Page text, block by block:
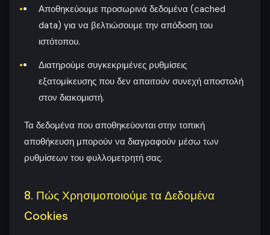
Αποθηκεύουμε προσωρινά δεδομένα (cached
data) για να βελτιώσουμε την απόδοση του
ιστότοπου.
Διατηρούμε συγκεκριμένες ρυθμίσεις
εξατομίκευσης που δεν απαιτούν συνεχή αποστολή
στον διακομιστή.
Τα δεδομένα που αποθηκεύονται στην τοπική
αποθήκευση μπορούν να διαγραφούν μέσω των
ρυθμίσεων του φυλλομετρητή σας.
8. Πώς Χρησιμοποιούμε τα Δεδομένα
Cookies